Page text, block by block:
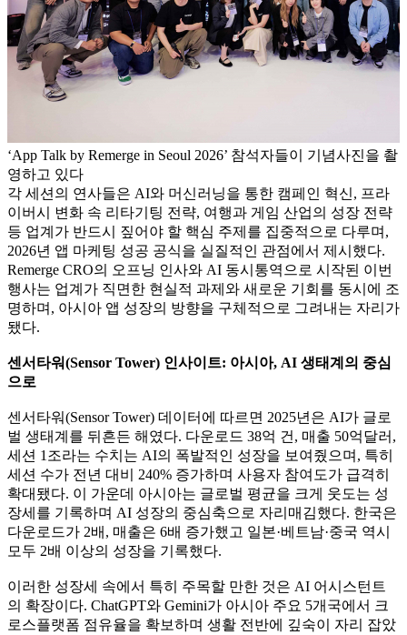
‘App Talk by Remerge in Seoul 2026’ 참석자들이 기념사진을 촬
영하고 있다
각 세션의 연사들은 AI와 머신러닝을 통한 캠페인 혁신, 프라
이버시 변화 속 리타기팅 전략, 여행과 게임 산업의 성장 전략
등 업계가 반드시 짚어야 할 핵심 주제를 집중적으로 다루며,
2026년 앱 마케팅 성공 공식을 실질적인 관점에서 제시했다.
Remerge CRO의 오프닝 인사와 AI 동시통역으로 시작된 이번
행사는 업계가 직면한 현실적 과제와 새로운 기회를 동시에 조
명하며, 아시아 앱 성장의 방향을 구체적으로 그려내는 자리가
됐다.
센서타워(Sensor Tower) 인사이트: 아시아, AI 생태계의 중심
으로
센서타워(Sensor Tower) 데이터에 따르면 2025년은 AI가 글로
벌 생태계를 뒤흔든 해였다. 다운로드 38억 건, 매출 50억달러,
세션 1조라는 수치는 AI의 폭발적인 성장을 보여줬으며, 특히
세션 수가 전년 대비 240% 증가하며 사용자 참여도가 급격히
확대됐다. 이 가운데 아시아는 글로벌 평균을 크게 웃도는 성
장세를 기록하며 AI 성장의 중심축으로 자리매김했다. 한국은
다운로드가 2배, 매출은 6배 증가했고 일본·베트남·중국 역시
모두 2배 이상의 성장을 기록했다.
이러한 성장세 속에서 특히 주목할 만한 것은 AI 어시스턴트
의 확장이다. ChatGPT와 Gemini가 아시아 주요 5개국에서 크
로스플랫폼 점유율을 확보하며 생활 전반에 깊숙이 자리 잡았